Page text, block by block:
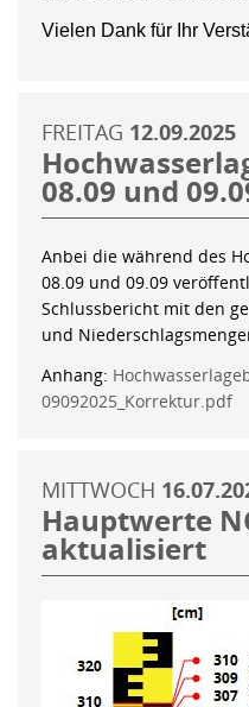
Vielen Dank für Ihr
FREITAG 12.09.2025
08.09 und
Anbei die während des
08.09 und 09.09
Schlussbericht mit den
und
Anhang:
09092025_Korrektur.pdf
MITTWOCH
Hauptwerte
aktualisiert